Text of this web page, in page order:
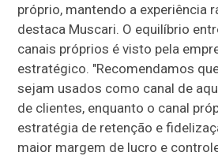
próprio, mantendo a experiência
destaca Muscari. O equilíbrio
canais próprios é visto pela
estratégico. "Recomendamos
sejam usados como canal de
de clientes, enquanto o canal
estratégia de retenção e
maior margem de lucro e